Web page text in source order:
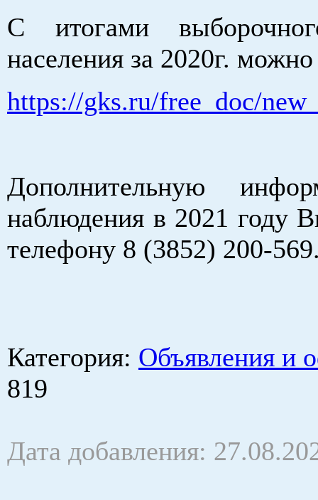
С итогами
населения за 2020г.
https://gks.ru/free_doc/
Дополнительную
наблюдения в 2021 году
телефону 8 (3852) 200-
Категория: Объявления и
819
Дата добавления: